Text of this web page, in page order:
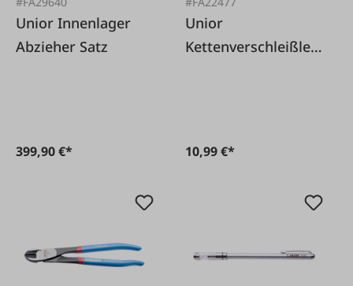
Unior Innenlager
Abzieher Satz
399,90 €*
Unior
Kettenverschleißleh
10,99 €*